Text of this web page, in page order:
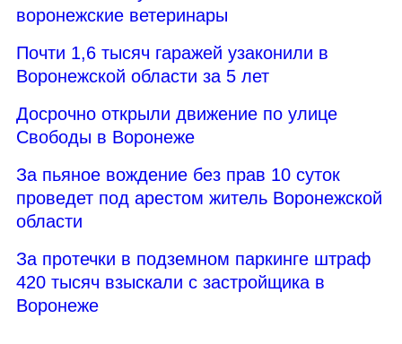
воронежские ветеринары
Почти 1,6 тысяч гаражей узаконили в
Воронежской области за 5 лет
Досрочно открыли движение по улице
Свободы в Воронеже
За пьяное вождение без прав 10 суток
проведет под арестом житель Воронежской
области
За протечки в подземном паркинге штраф
420 тысяч взыскали с застройщика в
Воронеже